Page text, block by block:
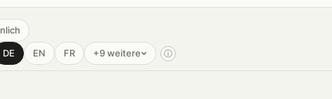
DE EN FR +9 weitere ⓘ